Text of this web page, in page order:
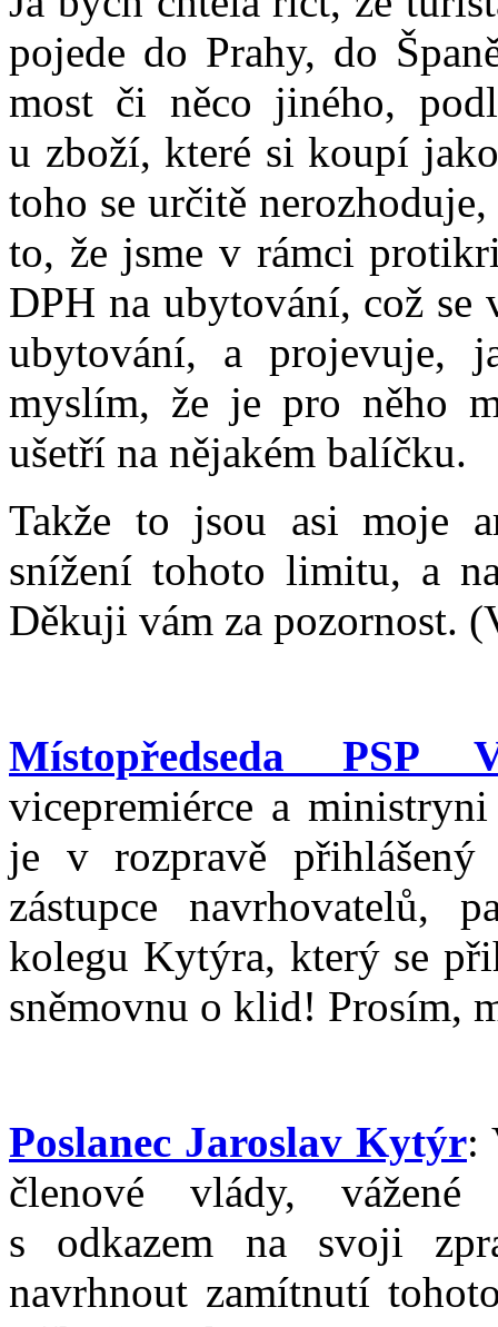
pojede do Prahy, do
most či něco jiného,
u zboží, které si koupí
toho se určitě
to, že jsme v rámci
DPH na ubytování, což se
ubytování, a projevuje,
myslím, že je pro něho
ušetří na nějakém balíčku.
Takže to jsou asi moje
snížení tohoto limitu, a
Děkuji vám za pozornost.
Místopředseda PSP
vicepremiérce a
je v rozpravě
zástupce navrhovatelů,
kolegu Kytýra, který se
sněmovnu o klid! Prosím,
Poslanec Jaroslav Kytýr:
členové vlády, vážené
s odkazem na svoji
navrhnout zamítnutí